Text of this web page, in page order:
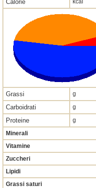
Calorie kcal
Grassi g
Carboidrati g
Proteine g
Minerali
Vitamine
Zuccheri
Lipidi
Grassi saturi